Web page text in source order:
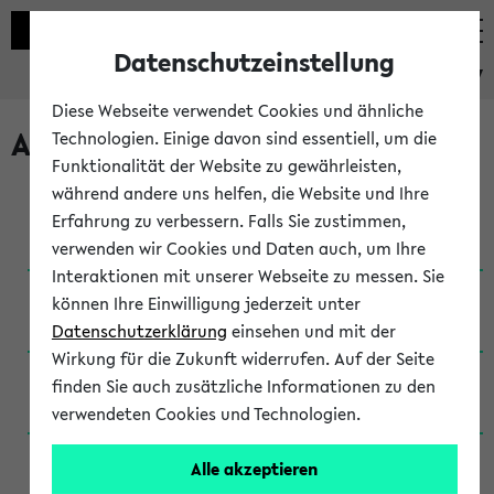
eKVV
Archivierte Studiengänge
Anglistik: British and American Studies / B.A.
(Einschreibung bis WiSe 16/17)
Anglistik: British and American Studies / B.A.
(Einschreibung bis SoSe 2015)
Anglistik: British and American Studies / B.A.
(Einschreibung bis SoSe 2013)
Anglistik: British and American Studies / Ba
(Einschreibung bis SoSe 2011)
Datenschutzeinstellung
Diese Webseite verwendet Cookies und ähnliche
Technologien. Einige davon sind essentiell, um die
Funktionalität der Website zu gewährleisten,
während andere uns helfen, die Website und Ihre
Erfahrung zu verbessern. Falls Sie zustimmen,
verwenden wir Cookies und Daten auch, um Ihre
Interaktionen mit unserer Webseite zu messen. Sie
können Ihre Einwilligung jederzeit unter
Datenschutzerklärung einsehen und mit der
Wirkung für die Zukunft widerrufen. Auf der Seite
finden Sie auch zusätzliche Informationen zu den
verwendeten Cookies und Technologien.
Alle akzeptieren